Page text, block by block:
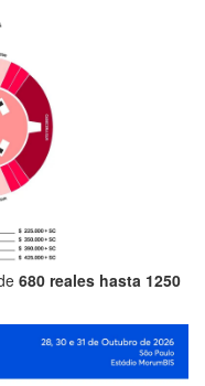
680 reales hasta 1250